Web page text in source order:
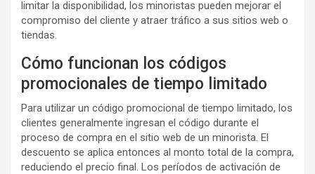
limitar la disponibilidad, los minoristas pueden mejorar el
compromiso del cliente y atraer tráfico a sus sitios web o
tiendas.
Cómo funcionan los códigos
promocionales de tiempo limitado
Para utilizar un código promocional de tiempo limitado, los
clientes generalmente ingresan el código durante el
proceso de compra en el sitio web de un minorista. El
descuento se aplica entonces al monto total de la compra,
reduciendo el precio final. Los períodos de activación de